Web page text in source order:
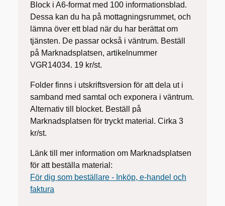
Block i A6-format med 100 informationsblad.
Dessa kan du ha på mottagningsrummet, och
lämna över ett blad när du har berättat om
tjänsten. De passar också i väntrum. Beställ
på Marknadsplatsen, artikelnummer
VGR14034. 19 kr/st.
Folder finns i utskriftsversion för att dela ut i
samband med samtal och exponera i väntrum.
Alternativ till blocket. Beställ på
Marknadsplatsen för tryckt material. Cirka 3
kr/st.
Länk till mer information om Marknadsplatsen
för att beställa material:
För dig som beställare - Inköp, e-handel och
faktura